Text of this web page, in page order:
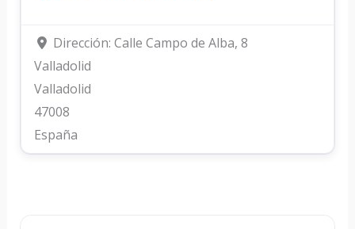
Dirección: Calle Campo de Alba, 8
Valladolid
Valladolid
47008
España